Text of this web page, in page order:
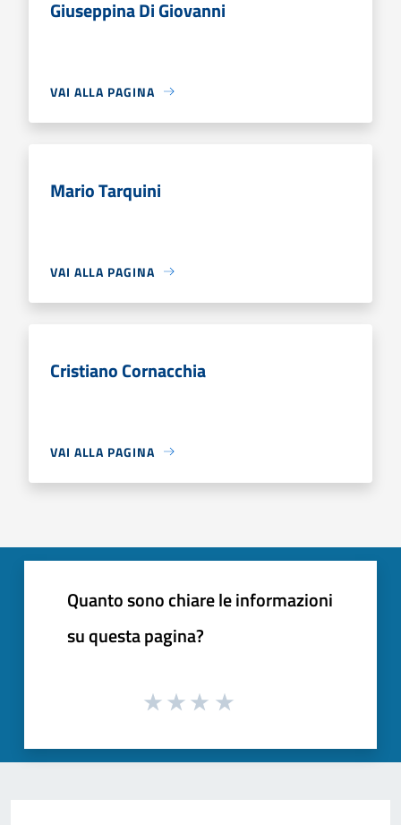
Giuseppina Di Giovanni
VAI ALLA PAGINA
Mario Tarquini
VAI ALLA PAGINA
Cristiano Cornacchia
VAI ALLA PAGINA
Quanto sono chiare le informazioni
su questa pagina?